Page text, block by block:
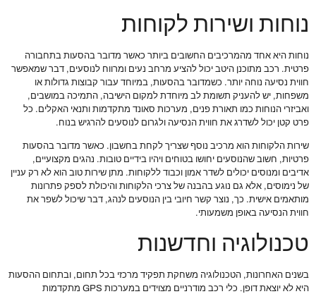
נוחות ושירות לקוחות
נוחות היא אחד מהמרכיבים החשובים ביותר כאשר מדובר בהסעות בתחבורה
פרטית. רכב מתוכנן היטב יכול להציע מרחב נעים ומרווח לנוסעים, דבר שמאפשר
חווית נסיעה נוחה יותר. כשמדובר בהסעות, במיוחד עבור קבוצות גדולות או
משפחות, יש להעניק תשומת לב מיוחדת למקום הישיבה, התמיכה במושבים,
ואביזרי הנוחות כמו תאורת פנים, מערכות סאונד מתקדמות ותנאי האקלים. כל
פרט קטן יכול לשדרג את חווית הנסיעה ולגרום לנוסעים להרגיש בנוח.
שירות הלקוחות הוא מרכיב נוסף שצריך לקחת בחשבון. כאשר מדובר בהסעות
פרטיות, חשוב שהנוסעים יחושו בטוחים ויהיו בידיים טובות. נהגים מקצועיים,
אדיבים ומנוסים יכולים לשדר אמון וכבוד ללקוחות. מתן שירות טוב הוא לא רק עניין
של נימוסים, אלא גם נוגע בהבנה של צרכי הלקוחות והיכולת לספק פתרונות
מותאמים אישית. כך, נוצר קשר חיובי בין הנוסעים לנהג, דבר שיכול לשפר את
חווית הנסיעה באופן משמעותי.
טכנולוגיה וחדשנות
בשנים האחרונות, הטכנולוגיה משחקת תפקיד מרכזי בכל תחום, ובתחום ההסעות
היא לא יוצאת דופן. כלי רכב מודרניים מצוידים במערכות GPS מתקדמות